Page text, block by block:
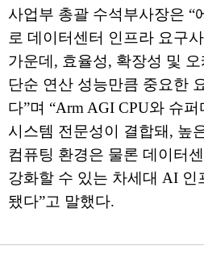
사업부 총괄 수석부사장은 “
로 데이터센터 인프라 요구
가운데, 효율성, 확장성 및
단순 연산 성능만큼 중요한
다”며 “Arm AGI CPU와 슈
시스템 전문성이 결합돼, 높
컴퓨팅 환경은 물론 데이터
강화할 수 있는 차세대 AI 인
됐다”고 말했다.